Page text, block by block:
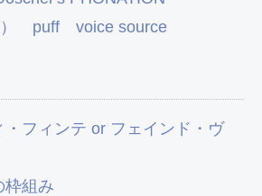
puff voice source
フィンテ or フェインド・ヴ
枠組み